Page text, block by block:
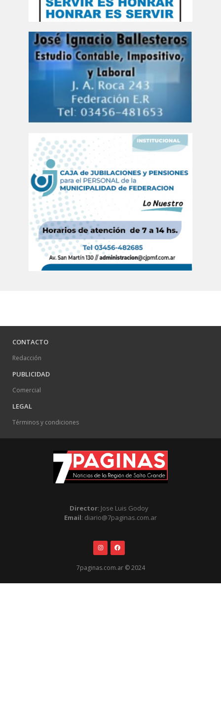
CONTACTO
Redacción
PUBLICIDAD
Comercial
LEGAL
Términos y condiciones
Director: Jose Luis Godoy
Email: diario@7paginas.com.ar
7paginas.com.ar © 2024